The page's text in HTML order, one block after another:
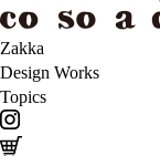
Zakka
Design Works
Topics